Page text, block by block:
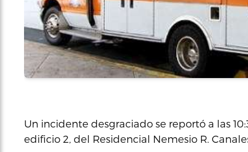
Un incidente desgraciado se reportó a las
edificio 2, del Residencial Nemesio R.